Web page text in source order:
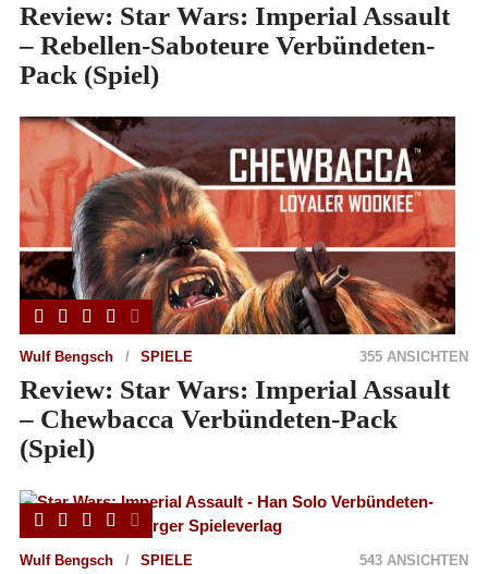
Review: Star Wars: Imperial Assault
– Rebellen-Saboteure Verbündeten-
Pack (Spiel)
Wulf Bengsch SPIELE 355 ANSICHTEN
Review: Star Wars: Imperial Assault
– Chewbacca Verbündeten-Pack
(Spiel)
Wulf Bengsch SPIELE 543 ANSICHTEN